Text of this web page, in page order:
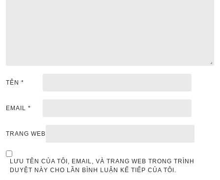
TÊN *
EMAIL *
TRANG WEB
LƯU TÊN CỦA TÔI, EMAIL, VÀ TRANG WEB TRONG TRÌNH
DUYỆT NÀY CHO LẦN BÌNH LUẬN KẾ TIẾP CỦA TÔI.